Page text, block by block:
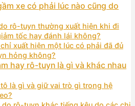
xe có phải lúc nào cũng do
rô-tuyn thường xuất hiện khi đi
tốc hay đánh lái không?
xuất hiện một lúc có phải đã đủ
hỏng không?
hay rô-tuyn là gì và khác nhau
là gì và giữ vai trò gì trong hệ